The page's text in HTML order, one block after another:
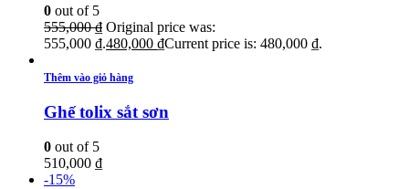
0 out of 5
555,000₫ Original price was:
555,000 ₫.480,000 ₫Current price is: 480,000 ₫.
Thêm vào giỏ hàng
Ghế tolix sắt sơn
0 out of 5
510,000 ₫
-15%